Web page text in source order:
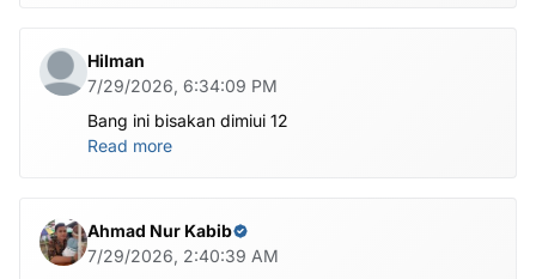
Hilman
7/29/2026, 6:34:09 PM
Bang ini bisakan dimiui 12
Read more
Ahmad Nur Kabib
7/29/2026, 2:40:39 AM